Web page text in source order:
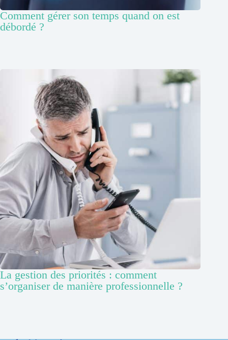
Comment gérer son temps quand on est
débordé ?
La gestion des priorités : comment
s’organiser de manière professionnelle ?